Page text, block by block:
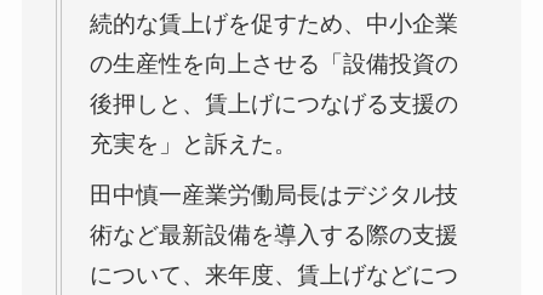
続的な賃上げを促すため、中小企業
の生産性を向上させる「設備投資の
後押しと、賃上げにつなげる支援の
充実を」と訴えた。
田中慎一産業労働局長はデジタル技
術など最新設備を導入する際の支援
について、来年度、賃上げなどにつ